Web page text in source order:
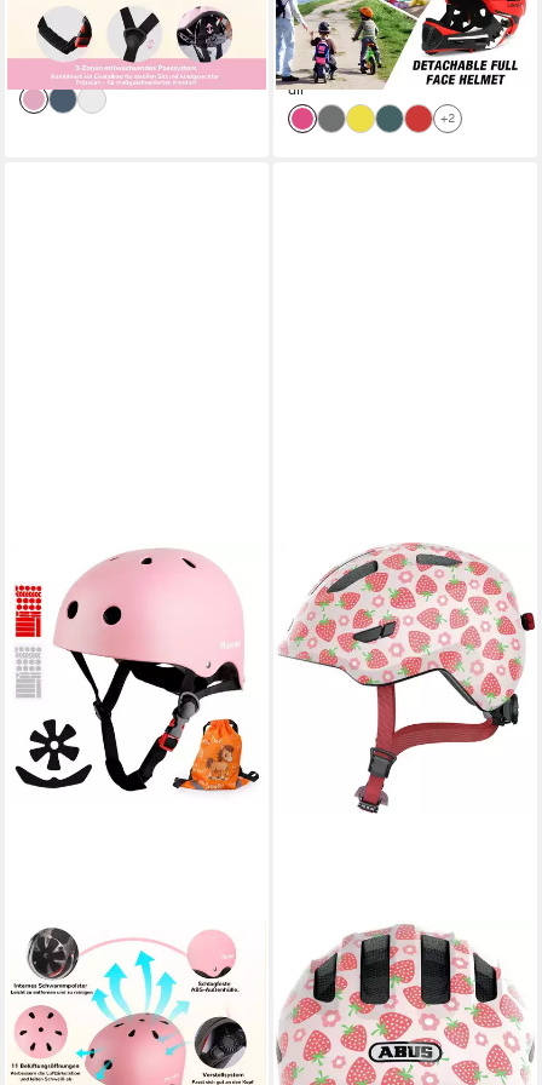
Inlineskates
29,99 € UVP39,99 €
-25%
lieferbar - in 4-5 Werktagen bei dir
57,99 € UVP79,99 €
-28%
lieferbar - in 8-10 Werktagen bei
dir
+2